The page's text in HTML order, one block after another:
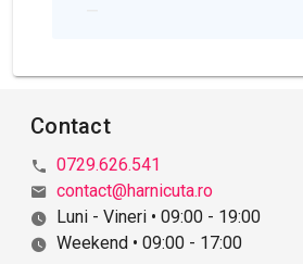
r
i
i
Contact
0729.626.541
contact@harnicuta.ro
Luni - Vineri • 09:00 - 19:00
Weekend • 09:00 - 17:00